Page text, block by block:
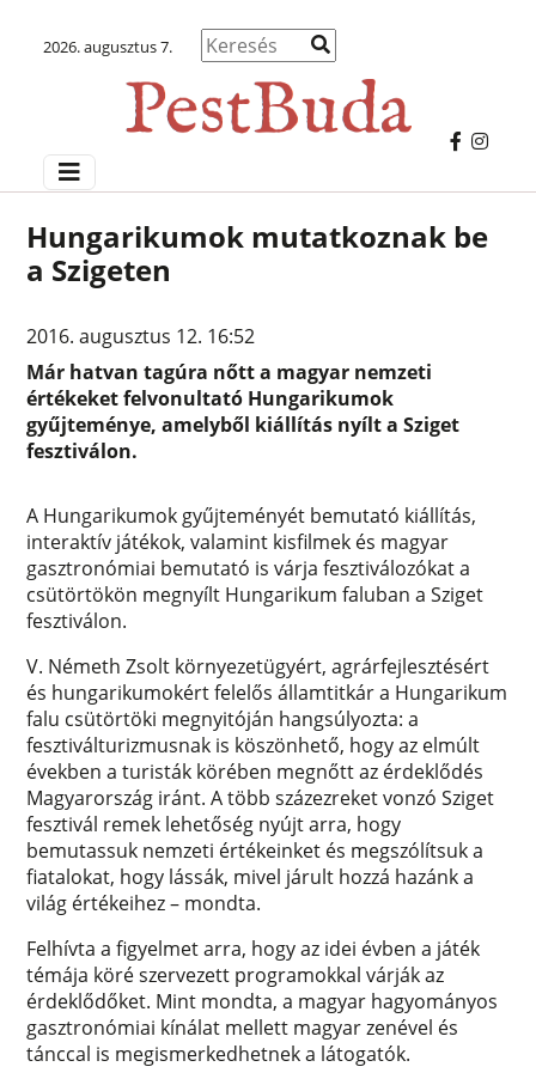
2026. augusztus 7.
Hungarikumok mutatkoznak be
a Szigeten
2016. augusztus 12. 16:52
Már hatvan tagúra nőtt a magyar nemzeti
értékeket felvonultató Hungarikumok
gyűjteménye, amelyből kiállítás nyílt a Sziget
fesztiválon.
A Hungarikumok gyűjteményét bemutató kiállítás,
interaktív játékok, valamint kisfilmek és magyar
gasztronómiai bemutató is várja fesztiválozókat a
csütörtökön megnyílt Hungarikum faluban a Sziget
fesztiválon.
V. Németh Zsolt környezetügyért, agrárfejlesztésért
és hungarikumokért felelős államtitkár a Hungarikum
falu csütörtöki megnyitóján hangsúlyozta: a
fesztiválturizmusnak is köszönhető, hogy az elmúlt
években a turisták körében megnőtt az érdeklődés
Magyarország iránt. A több százezreket vonzó Sziget
fesztivál remek lehetőség nyújt arra, hogy
bemutassuk nemzeti értékeinket és megszólítsuk a
fiatalokat, hogy lássák, mivel járult hozzá hazánk a
világ értékeihez – mondta.
Felhívta a figyelmet arra, hogy az idei évben a játék
témája köré szervezett programokkal várják az
érdeklődőket. Mint mondta, a magyar hagyományos
gasztronómiai kínálat mellett magyar zenével és
tánccal is megismerkedhetnek a látogatók.